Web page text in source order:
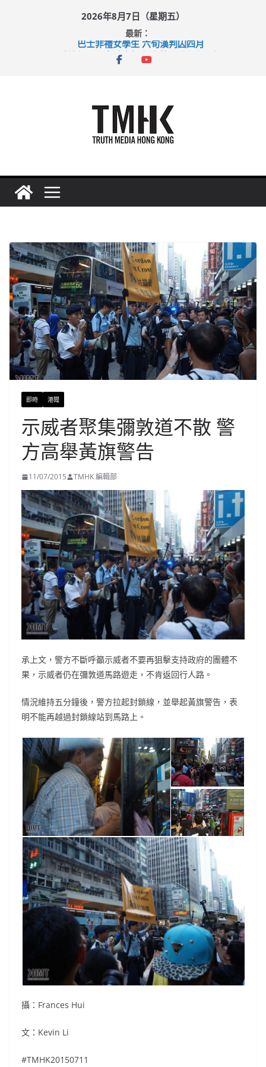
2026年8月7日（星期五）
最新：
巴士非禮女學生 六旬漢判囚四月
涉造假公屋富戶申報表 倉管員准保釋候訊
即時 港聞
示威者聚集彌敦道不散 警
方高舉黃旗警告
11/07/2015 TMHK 編輯部
承上文，警方不斷呼籲示威者不要再狙擊支持政府的團體不
果，示威者仍在彌敦道馬路遊走，不肯返回行人路。
情況維持五分鐘後，警方拉起封鎖線，並舉起黃旗警告，表
明不能再越過封鎖線站到馬路上。
攝：Frances Hui
文：Kevin Li
#TMHK20150711